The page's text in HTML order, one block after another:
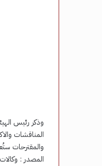
المناقشات
والمقترحات
المصدر : وكالات